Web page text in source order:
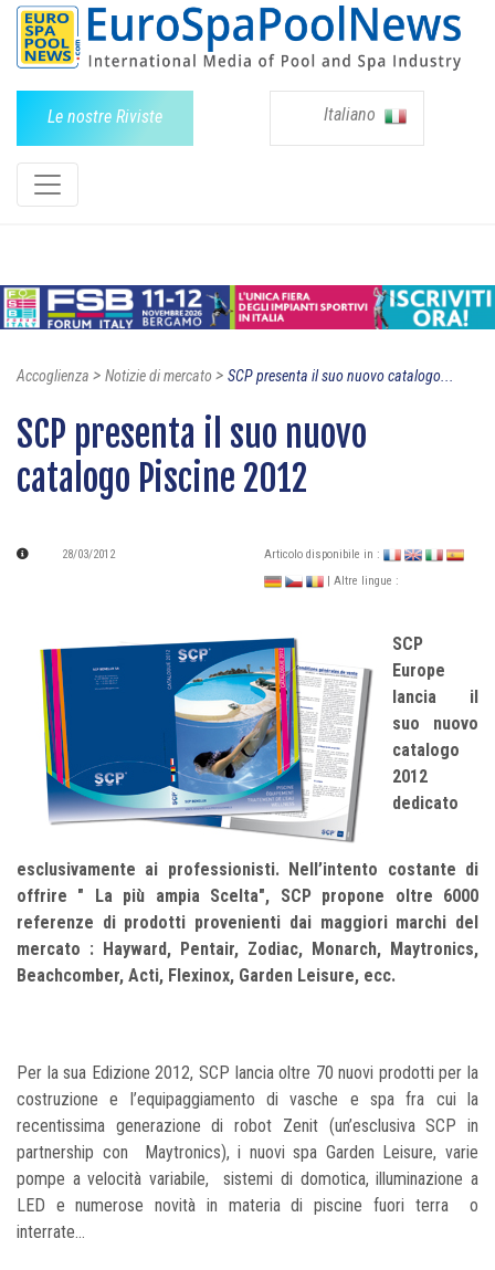
Le nostre Riviste Italiano
Accoglienza > Notizie di mercato > SCP presenta il suo nuovo catalogo...
SCP presenta il suo nuovo
catalogo Piscine 2012
28/03/2012
Articolo disponibile in :
| Altre lingue :
SCP
Europe
lancia il
suo nuovo
catalogo
2012
dedicato
esclusivamente ai professionisti. Nell’intento costante di
offrire " La più ampia Scelta", SCP propone oltre 6000
referenze di prodotti provenienti dai maggiori marchi del
mercato : Hayward, Pentair, Zodiac, Monarch, Maytronics,
Beachcomber, Acti, Flexinox, Garden Leisure, ecc.
Per la sua Edizione 2012, SCP lancia oltre 70 nuovi prodotti per la
costruzione e l’equipaggiamento di vasche e spa fra cui la
recentissima generazione di robot Zenit (un’esclusiva SCP in
partnership con Maytronics), i nuovi spa Garden Leisure, varie
pompe a velocità variabile, sistemi di domotica, illuminazione a
LED e numerose novità in materia di piscine fuori terra o
interrate…